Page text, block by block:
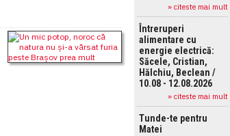
» citeste mai mult
Întreruperi
alimentare cu
energie electrică:
Săcele, Cristian,
Hălchiu, Beclean /
10.08 - 12.08.2026
» citeste mai mult
Tunde-te pentru
Matei